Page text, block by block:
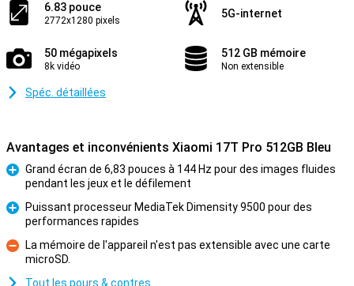
6.83 pouce
2772x1280 pixels
5G-internet
50 mégapixels
8k vidéo
512 GB mémoire
Non extensible
Spéc. détaillées
Avantages et inconvénients Xiaomi 17T Pro 512GB Bleu
Pour
Grand écran de 6,83 pouces à 144 Hz pour des images fluides
pendant les jeux et le défilement
Pour
Puissant processeur MediaTek Dimensity 9500 pour des
performances rapides
Contre
La mémoire de l'appareil n'est pas extensible avec une carte
microSD.
Tout les pours & contres